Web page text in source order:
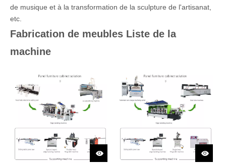
de musique et à la transformation de la sculpture de l'artisanat,
etc.
Fabrication de meubles Liste de la
machine